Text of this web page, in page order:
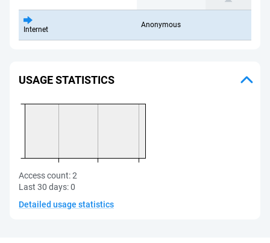
Internet
Anonymous
USAGE STATISTICS
Access count:2
Last 30 days:0
Detailed usage statistics